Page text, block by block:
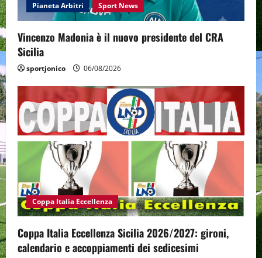
Pianeta Arbitri Sport News
Vincenzo Madonia è il nuovo presidente del CRA
Sicilia
sportjonico 06/08/2026
Coppa Italia Eccellenza
Coppa Italia Eccellenza Sicilia 2026/2027: gironi,
calendario e accoppiamenti dei sedicesimi